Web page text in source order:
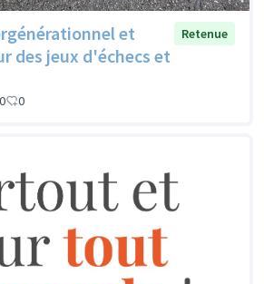
et
des jeux d'échecs et
Retenue
0 0